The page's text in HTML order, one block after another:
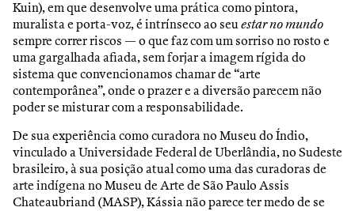
Kuin), em que desenvolve uma prática como pintora,
muralista e porta-voz, é intrínseco ao seuestar no mundo
sempre correr riscos — o que faz com um sorriso no rosto e
uma gargalhada afiada, sem forjar a imagem rígida do
sistema que convencionamos chamar de “arte
contemporânea”, onde o prazer e a diversão parecem não
poder se misturar com a responsabilidade.
De sua experiência como curadora no Museu do Índio,
vinculado a Universidade Federal de Uberlândia, no Sudeste
brasileiro, à sua posição atual como uma das curadoras de
arte indígena no Museu de Arte de São Paulo Assis
Chateaubriand (MASP), Kássia não parece ter medo de se